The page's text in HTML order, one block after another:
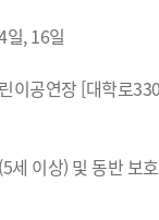
일, 16일
이공연장 [대학로
세 이상) 및 동반 보